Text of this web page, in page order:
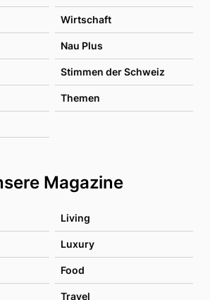
Wirtschaft
Nau Plus
Stimmen der Schweiz
Themen
Magazine
Living
Luxury
Food
Travel